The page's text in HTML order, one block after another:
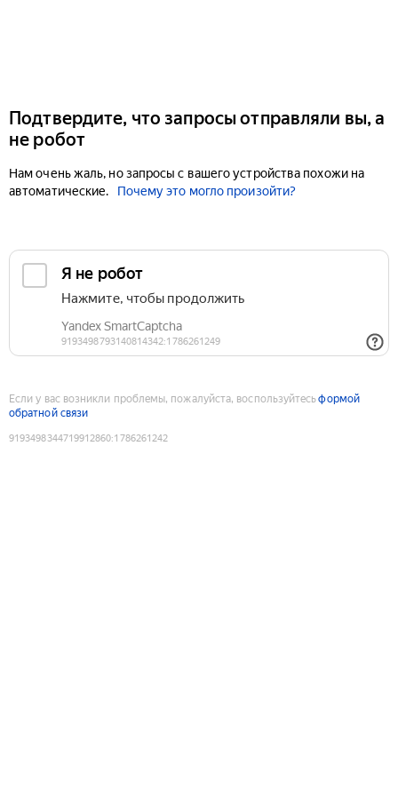
Подтвердите, что запросы отправляли вы, а
не робот
Нам очень жаль, но запросы с вашего устройства похожи на
автоматические.
Почему это могло произойти?
Если у вас возникли проблемы, пожалуйста, воспользуйтесьформой
обратной связи
9193498344719912860:1786261242